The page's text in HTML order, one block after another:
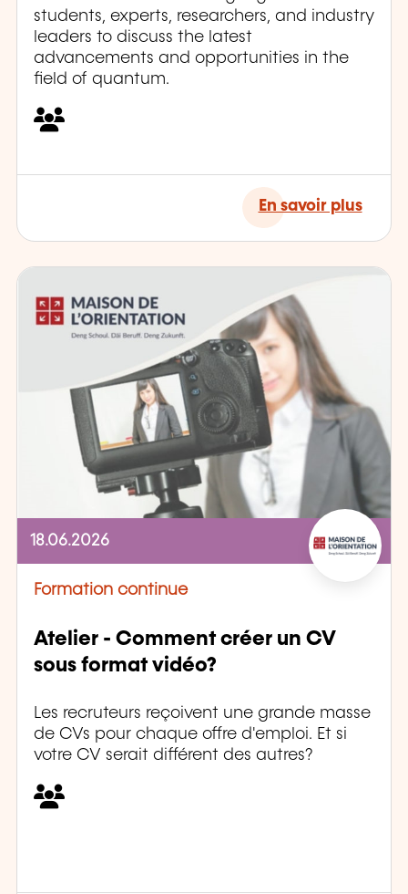
students, experts, researchers, and industry
leaders to discuss the latest
advancements and opportunities in the
field of quantum.
En savoir plus
18.06.2026
Formation continue
Atelier - Comment créer un CV
sous format vidéo?
Les recruteurs reçoivent une grande masse
de CVs pour chaque offre d'emploi. Et si
votre CV serait différent des autres?